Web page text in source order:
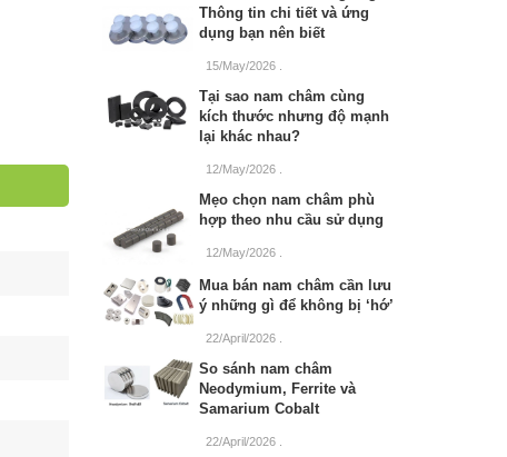
Thông tin chi tiết và ứng
dụng bạn nên biết
15/May/2026
Tại sao nam châm cùng
kích thước nhưng độ mạnh
lại khác nhau?
12/May/2026
Mẹo chọn nam châm phù
hợp theo nhu cầu sử dụng
12/May/2026
Mua bán nam châm cần lưu
ý những gì để không bị ‘hớ’
22/April/2026
So sánh nam châm
Neodymium, Ferrite và
Samarium Cobalt
22/April/2026